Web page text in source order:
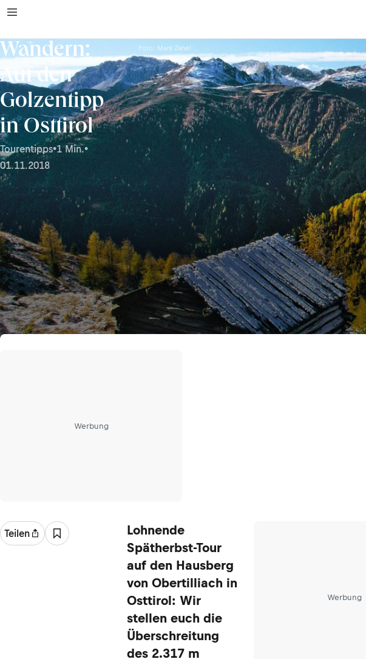
Wandern:
Auf den
Golzentipp
in Osttirol
Tourentipps•1 Min.•
01.11.2018
Foto: Mark Zahel
Werbung
Teilen
Werbung
Lohnende
Spätherbst-Tour
auf den Hausberg
von Obertilliach in
Osttirol: Wir
stellen euch die
Überschreitung
des 2.317 m